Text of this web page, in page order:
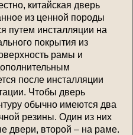
китайская дверь
из ценной породы
путем инсталляции на
покрытия из
рамы и
после инсталляции
Чтобы дверь
обычно имеются два
резины. Один из них
двери, второй – на раме.